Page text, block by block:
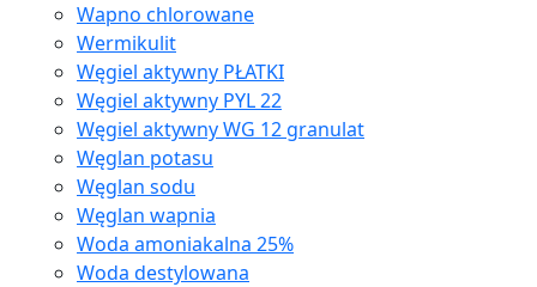
Wapno chlorowane
Wermikulit
Węgiel aktywny PŁATKI
Węgiel aktywny PYL 22
Węgiel aktywny WG 12 granulat
Węglan potasu
Węglan sodu
Węglan wapnia
Woda amoniakalna 25%
Woda destylowana